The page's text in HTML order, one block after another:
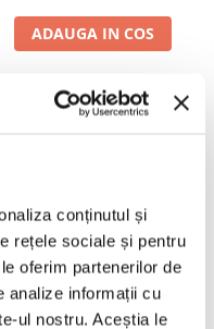
conținutul și
rețele sociale și pentru
oferim partenerilor de
analize informații cu
ul nostru. Aceștia le
ADAUGA IN COS
R.E.M. - Monster , (CD)
Taraful de la Vărbilău –
de la Vărbilău – -
Electrecord, (Disc Vinil)
189,00 Lei